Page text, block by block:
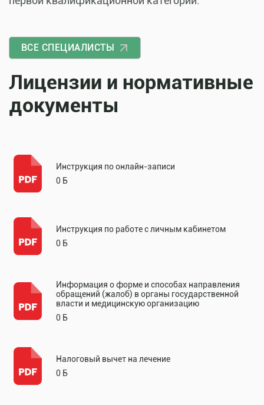
ВСЕ СПЕЦИАЛИСТЫ
Лицензии и нормативные
документы
Инструкция по онлайн-записи
0 Б
Инструкция по работе с личным кабинетом
0 Б
Информация о форме и способах направления
обращений (жалоб) в органы государственной
власти и медицинскую организацию
0 Б
Налоговый вычет на лечение
0 Б